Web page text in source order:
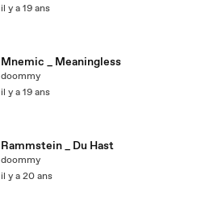
il y a 19 ans
Mnemic _ Meaningless
doommy
il y a 19 ans
Rammstein _ Du Hast
doommy
il y a 20 ans